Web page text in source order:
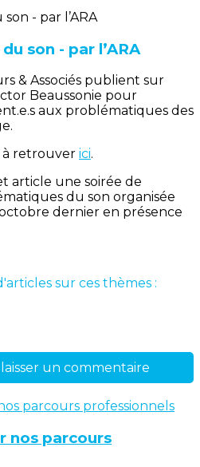
son - par l’ARA
& Associés publient sur
Beaussonie pour
aux problématiques des
à retrouver ici.
article une soirée de
du son organisée
dernier en présence
sur ces thèmes :
un commentaire
nos parcours